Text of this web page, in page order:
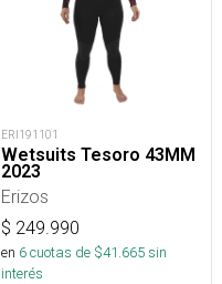
ERI191101
Wetsuits Tesoro 43MM
2023
Erizos
$ 249.990
en 6cuotas de $41.665sin
interés